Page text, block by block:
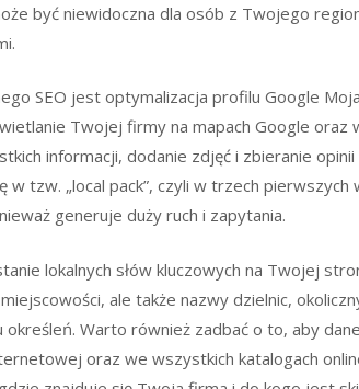
być niewidoczna dla osób z Twojego
SEO jest optymalizacja profilu Google
Twojej firmy na mapach Google oraz
informacji, dodanie zdjęć i zbieranie
w tzw. „local pack”, czyli w trzech pierwszych
generuje duży ruch i zapytania.
lokalnych słów kluczowych na Twojej
ale także nazwy dzielnic,
Warto również zadbać o to, aby
oraz we wszystkich katalogach